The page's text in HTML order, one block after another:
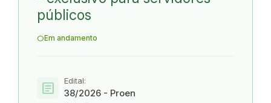
públicos
Em andamento
article Edital:
38/2026 - Proen